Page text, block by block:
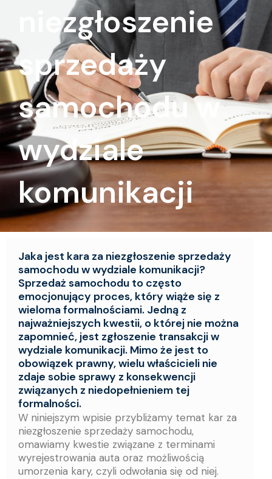
niezgłoszenie
sprzedaży
samochodu w
wydziale
komunikacji
Jaka jest kara za niezgłoszenie sprzedaży
samochodu w wydziale komunikacji?
Sprzedaż samochodu to często
emocjonujący proces, który wiąże się z
wieloma formalnościami. Jedną z
najważniejszych kwestii, o której nie można
zapomnieć, jest zgłoszenie transakcji w
wydziale komunikacji. Mimo że jest to
obowiązek prawny, wielu właścicieli nie
zdaje sobie sprawy z konsekwencji
związanych z niedopełnieniem tej
formalności.
W niniejszym wpisie przybliżamy temat kar za
niezgłoszenie sprzedaży samochodu,
omawiamy kwestie związane z terminami
wyrejestrowania auta oraz możliwością
umorzenia kary, czyli odwołania się od niej.